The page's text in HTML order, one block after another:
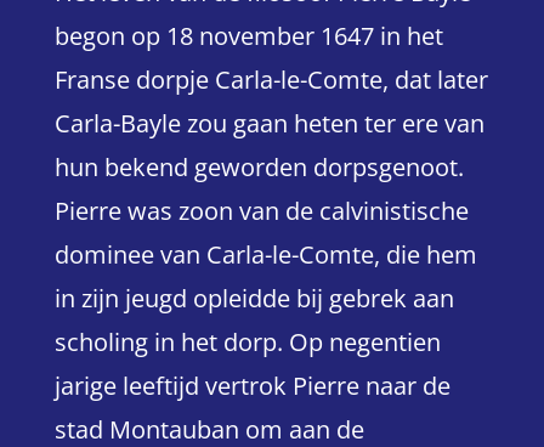
begon op 18 november 1647 in het
Franse dorpje Carla-le-Comte, dat later
Carla-Bayle zou gaan heten ter ere van
hun bekend geworden dorpsgenoot.
Pierre was zoon van de calvinistische
dominee van Carla-le-Comte, die hem
in zijn jeugd opleidde bij gebrek aan
scholing in het dorp. Op negentien
jarige leeftijd vertrok Pierre naar de
stad Montauban om aan de